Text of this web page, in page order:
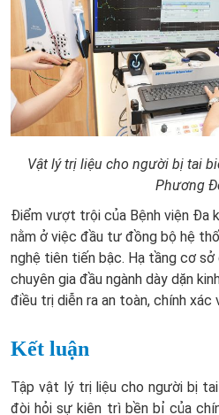
Vật lý trị liệu cho người bị tai
Phương
Điểm vượt trội của Bệnh viện Đa
nằm ở việc đầu tư đồng bộ hệ
nghệ tiên tiến bậc. Hạ tầng cơ
chuyên gia đầu ngành dày dặn
điều trị diễn ra an toàn, chính
Kết luận
Tập vật lý trị liệu cho người bị tai
đòi hỏi sự kiên trì bền bỉ của